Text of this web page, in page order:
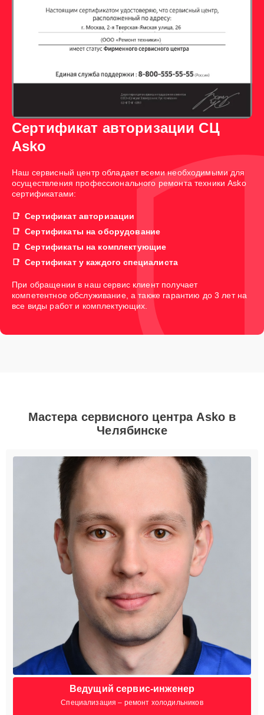
Сертификат авторизации СЦ
Asko
Наш сервисный центр обладает всеми необходимыми для
осуществления профессионального ремонта техники Asko
сертификатами:
Сертификат авторизации
Сертификаты на оборудование
Сертификаты на комплектующие
Сертификат у каждого специалиста
При обращении в наш сервис клиент получает
компетентное обслуживание, а также гарантию до 3 лет на
все виды работ и комплектующих.
Мастера сервисного центра Asko в
Челябинске
Ведущий сервис-инженер
Специализация – ремонт холодильников